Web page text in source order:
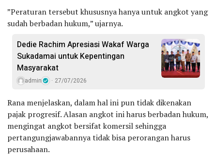
”Peraturan tersebut khususnya hanya untuk angkot yang
sudah berbadan hukum,” ujarnya.
Dedie Rachim Apresiasi Wakaf Warga
Sukadamai untuk Kepentingan
Masyarakat
admin 27/07/2026
Rana menjelaskan, dalam hal ini pun tidak dikenakan
pajak progresif. Alasan angkot ini harus berbadan hukum,
mengingat angkot bersifat komersil sehingga
pertangungjawabannya tidak bisa perorangan harus
perusahaan.